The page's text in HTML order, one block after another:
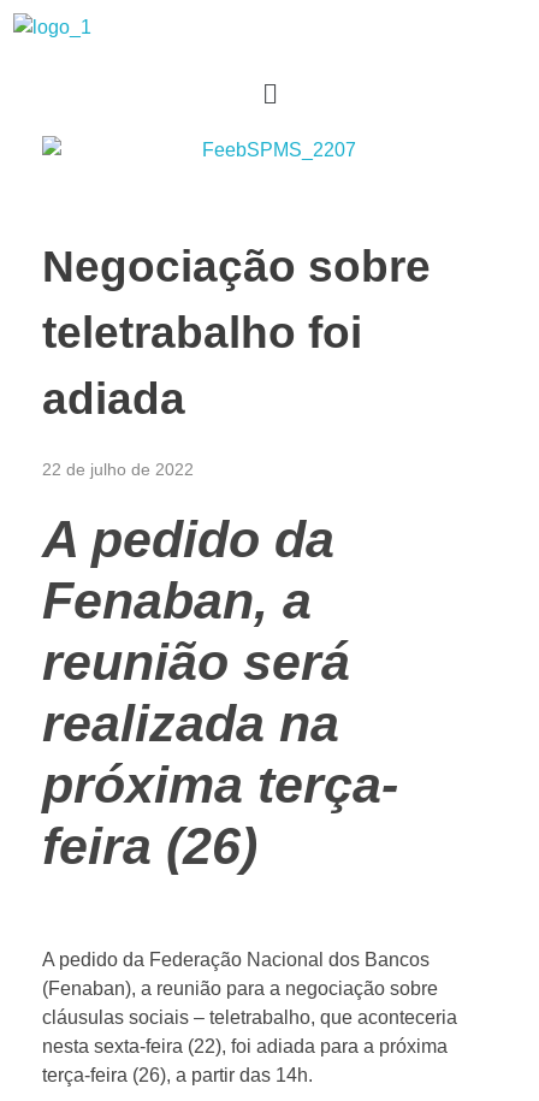
Negociação sobre
teletrabalho foi
adiada
22 de julho de 2022
A pedido da
Fenaban, a
reunião será
realizada na
próxima terça-
feira (26)
A pedido da Federação Nacional dos Bancos
(Fenaban), a reunião para a negociação sobre
cláusulas sociais – teletrabalho, que aconteceria
nesta sexta-feira (22), foi adiada para a próxima
terça-feira (26), a partir das 14h.